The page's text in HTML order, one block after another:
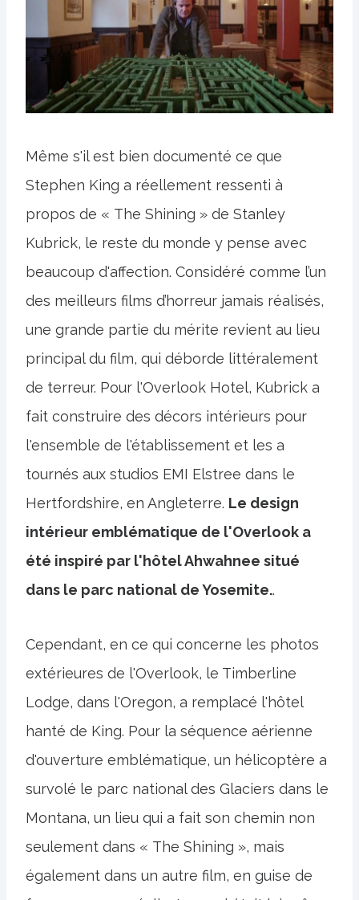
Même s'il est bien documenté ce que
Stephen King a réellement ressenti à
propos de « The Shining » de Stanley
Kubrick, le reste du monde y pense avec
beaucoup d'affection. Considéré comme l’un
des meilleurs films d’horreur jamais réalisés,
une grande partie du mérite revient au lieu
principal du film, qui déborde littéralement
de terreur. Pour l'Overlook Hotel, Kubrick a
fait construire des décors intérieurs pour
l'ensemble de l'établissement et les a
tournés aux studios EMI Elstree dans le
Hertfordshire, en Angleterre. Le design
intérieur emblématique de l'Overlook a
été inspiré par l'hôtel Ahwahnee situé
dans le parc national de Yosemite..
Cependant, en ce qui concerne les photos
extérieures de l'Overlook, le Timberline
Lodge, dans l'Oregon, a remplacé l'hôtel
hanté de King. Pour la séquence aérienne
d'ouverture emblématique, un hélicoptère a
survolé le parc national des Glaciers dans le
Montana, un lieu qui a fait son chemin non
seulement dans « The Shining », mais
également dans un autre film, en guise de